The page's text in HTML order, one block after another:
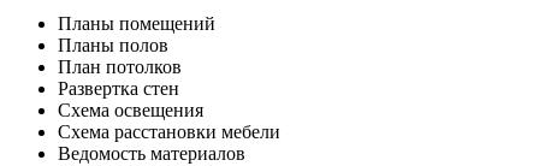
Планы помещений
Планы полов
План потолков
Развертка стен
Схема освещения
Схема расстановки мебели
Ведомость материалов